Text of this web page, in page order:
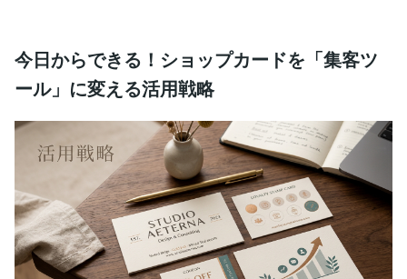
今日からできる！ショップカードを「集客ツ
ール」に変える活用戦略